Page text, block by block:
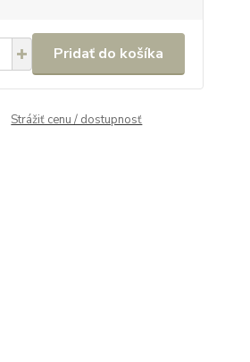
Pridať do košíka
Strážiť cenu / dostupnosť